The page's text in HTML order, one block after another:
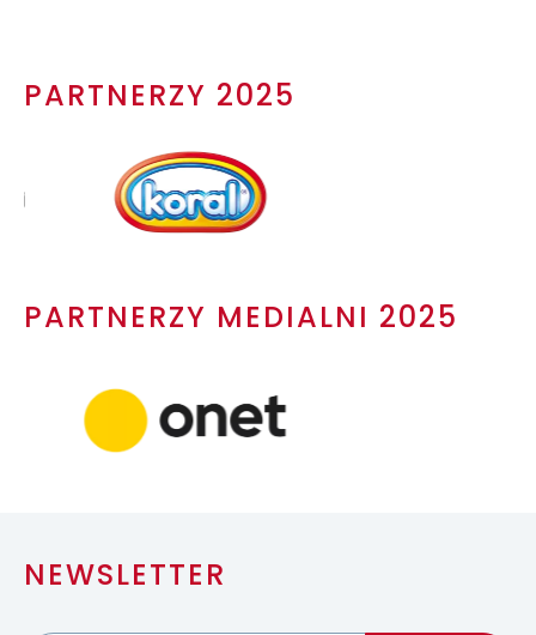
PARTNERZY 2025
PARTNERZY MEDIALNI 2025
NEWSLETTER